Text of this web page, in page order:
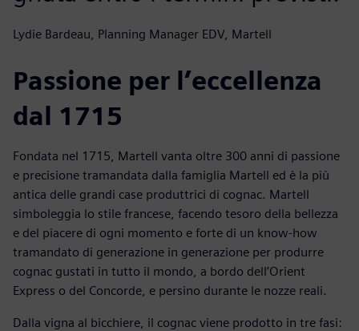
Lydie Bardeau, Planning Manager EDV, Martell
Passione per l’eccellenza
dal 1715
Fondata nel 1715, Martell vanta oltre 300 anni di passione
e precisione tramandata dalla famiglia Martell ed è la più
antica delle grandi case produttrici di cognac. Martell
simboleggia lo stile francese, facendo tesoro della bellezza
e del piacere di ogni momento e forte di un know-how
tramandato di generazione in generazione per produrre
cognac gustati in tutto il mondo, a bordo dell’Orient
Express o del Concorde, e persino durante le nozze reali.
Dalla vigna al bicchiere, il cognac viene prodotto in tre fasi: